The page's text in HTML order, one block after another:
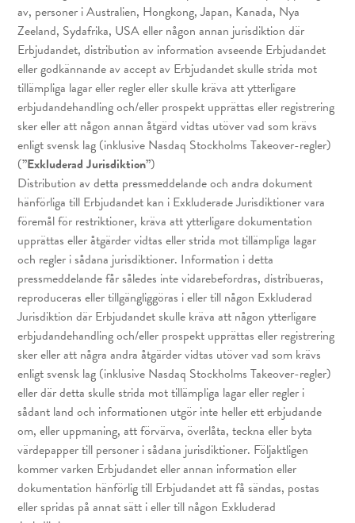
av, personer i Australien, Hongkong, Japan, Kanada, Nya
Zeeland, Sydafrika, USA eller någon annan jurisdiktion där
Erbjudandet, distribution av information avseende Erbjudandet
eller godkännande av accept av Erbjudandet skulle strida mot
tillämpliga lagar eller regler eller skulle kräva att ytterligare
erbjudandehandling och/eller prospekt upprättas eller registrering
sker eller att någon annan åtgärd vidtas utöver vad som krävs
enligt svensk lag (inklusive Nasdaq Stockholms Takeover-regler)
(”Exkluderad Jurisdiktion”)
Distribution av detta pressmeddelande och andra dokument
hänförliga till Erbjudandet kan i Exkluderade Jurisdiktioner vara
föremål för restriktioner, kräva att ytterligare dokumentation
upprättas eller åtgärder vidtas eller strida mot tillämpliga lagar
och regler i sådana jurisdiktioner. Information i detta
pressmeddelande får således inte vidarebefordras, distribueras,
reproduceras eller tillgängliggöras i eller till någon Exkluderad
Jurisdiktion där Erbjudandet skulle kräva att någon ytterligare
erbjudandehandling och/eller prospekt upprättas eller registrering
sker eller att några andra åtgärder vidtas utöver vad som krävs
enligt svensk lag (inklusive Nasdaq Stockholms Takeover-regler)
eller där detta skulle strida mot tillämpliga lagar eller regler i
sådant land och informationen utgör inte heller ett erbjudande
om, eller uppmaning, att förvärva, överlåta, teckna eller byta
värdepapper till personer i sådana jurisdiktioner. Följaktligen
kommer varken Erbjudandet eller annan information eller
dokumentation hänförlig till Erbjudandet att få sändas, postas
eller spridas på annat sätt i eller till någon Exkluderad